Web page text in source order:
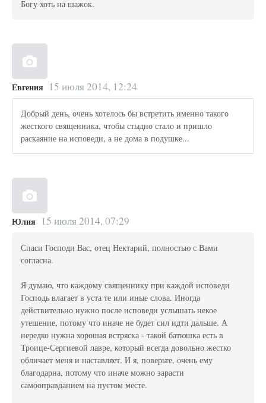
Богу хоть на шажок.
Евгения 15 июля 2014, 12:24
Добрый день, очень хотелось бы встретить именно такого
жесткого священника, чтобы стыдно стало и пришло
раскаяние на исповеди, а не дома в подушке...
Юлия 15 июля 2014, 07:29
Спаси Господи Вас, отец Нектарий, полностью с Вами
согласна.
Я думаю, что каждому священнику при каждой исповеди
Господь влагает в уста те или иные слова. Иногда
действительно нужно после исповеди услышать некое
утешение, потому что иначе не будет сил идти дальше. А
нередко нужна хорошая встряска - такой батюшка есть в
Троице-Сергиевой лавре, который всегда довольно жестко
обличает меня и наставляет. И я, поверьте, очень ему
благодарна, потому что иначе можно зарасти
самооправданием на пустом месте.